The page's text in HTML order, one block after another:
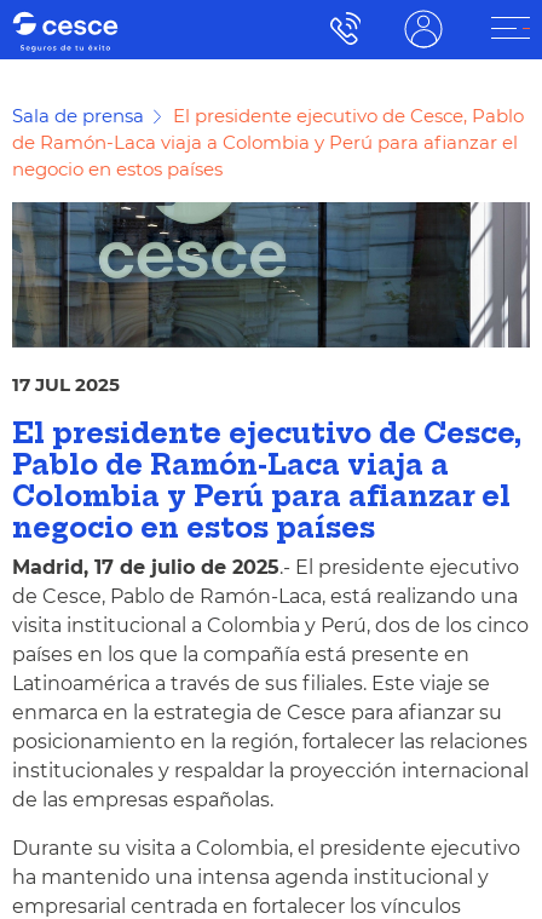
Sala de prensa
El presidente ejecutivo de Cesce, Pablo
de Ramón-Laca viaja a Colombia y Perú para afianzar el
negocio en estos países
17 JUL 2025
El presidente ejecutivo de Cesce,
Pablo de Ramón-Laca viaja a
Colombia y Perú para afianzar el
negocio en estos países
Madrid, 17 de julio de 2025.- El presidente ejecutivo
de Cesce, Pablo de Ramón-Laca, está realizando una
visita institucional a Colombia y Perú, dos de los cinco
países en los que la compañía está presente en
Latinoamérica a través de sus filiales. Este viaje se
enmarca en la estrategia de Cesce para afianzar su
posicionamiento en la región, fortalecer las relaciones
institucionales y respaldar la proyección internacional
de las empresas españolas.
Durante su visita a Colombia, el presidente ejecutivo
ha mantenido una intensa agenda institucional y
empresarial centrada en fortalecer los vínculos